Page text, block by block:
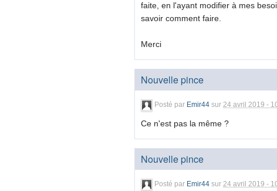
faite, en l'ayant modifier à mes
savoir comment faire.
Merci
Nouvelle pince
Posté par Emir44 sur 24 avril 2019 -
Ce n'est pas la même ?
Nouvelle pince
Posté par Emir44 sur 24 avril 2019 -